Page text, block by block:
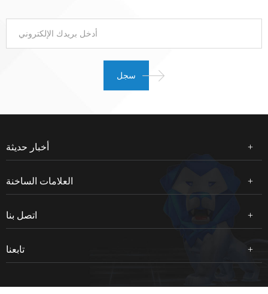
أخبار حديثة
العلامات الساخنة
اتصل بنا
تابعنا